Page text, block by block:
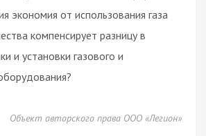
экономия от использования газа
компенсирует разницу в
и установки газового и
Объект авторского права ООО «Легион»